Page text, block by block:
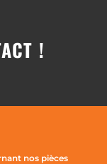
!
nos pièces